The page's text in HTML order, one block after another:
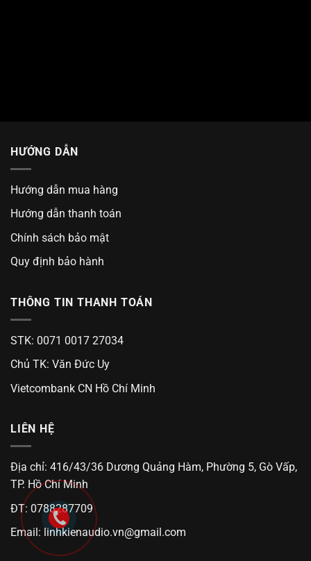
HƯỚNG DẪN
Hướng dẫn mua hàng
Hướng dẫn thanh toán
Chính sách bảo mật
Quy định bảo hành
THÔNG TIN THANH TOÁN
STK: 0071 0017 27034
Chủ TK: Văn Đức Uy
Vietcombank CN Hồ Chí Minh
LIÊN HỆ
Địa chỉ: 416/43/36 Dương Quảng Hàm, Phường 5, Gò Vấp,
TP. Hồ Chí Minh
ĐT: 0788287709
Email: linhkienaudio.vn@gmail.com